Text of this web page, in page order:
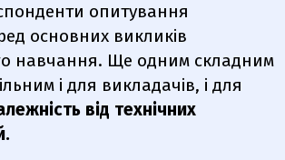
опитування
основних викликів
навчання. Ще одним складним
і для викладачів, і для
від технічних